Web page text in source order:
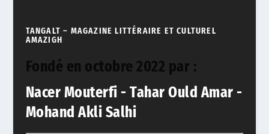
TANGALT – MAGAZINE LITTÉRAIRE ET CULTUREL
AMAZIGH
Fondé en octobre 2022 par :
Nacer Mouterfi - Tahar Ould Amar -
Mohand Akli Salhi